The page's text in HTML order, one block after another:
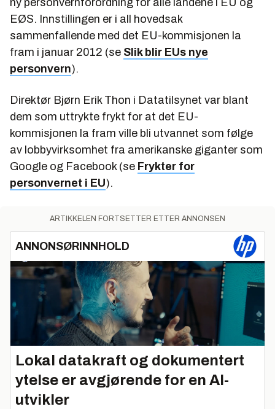
ny personvernforordning for alle landene i EU og
EØS. Innstillingen er i all hovedsak
sammenfallende med det EU-kommisjonen la
fram i januar 2012 (se Slik blir EUs nye
personvern).
Direktør Bjørn Erik Thon i Datatilsynet var blant
dem som uttrykte frykt for at det EU-
kommisjonen la fram ville bli utvannet som følge
av lobbyvirksomhet fra amerikanske giganter som
Google og Facebook (se Frykter for
personvernet i EU).
ARTIKKELEN FORTSETTER ETTER ANNONSEN
ANNONSØRINNHOLD
Lokal datakraft og dokumentert
ytelse er avgjørende for en AI-
utvikler